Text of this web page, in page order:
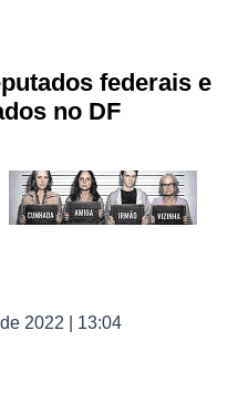
federais e
no DF
2022 | 13:04